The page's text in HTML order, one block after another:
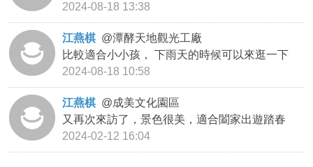
2024-08-18 13:38
江燕棋 @潭酵天地觀光工廠
比較適合小小孩， 下雨天的時候可以來逛一下
2024-08-18 10:58
江燕棋 @成美文化園區
又再次來訪了，景色很美，適合闔家出遊踏春
2024-02-12 16:04